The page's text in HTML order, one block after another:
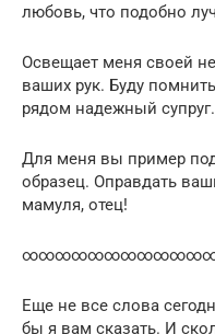
любовь, что подобно
Освещает меня своей
ваших рук. Буду
рядом надежный супруг.
Для меня вы пример
образец. Оправдать
мамуля, отец!
Еще не все слова
бы я вам сказать. И